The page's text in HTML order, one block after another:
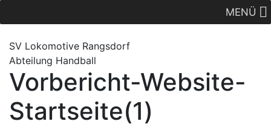
MENÜ
SV Lokomotive Rangsdorf
Abteilung Handball
Vorbericht-Website-
Startseite(1)